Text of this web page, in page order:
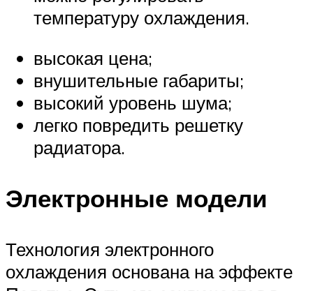
температуру охлаждения.
высокая цена;
внушительные габариты;
высокий уровень шума;
легко повредить решетку
радиатора.
Электронные модели
Технология электронного
охлаждения основана на эффекте